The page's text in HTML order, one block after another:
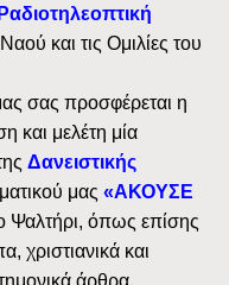
και τις Ομιλίες του
σας προσφέρεται η
και μελέτη μία
Δανειστικής
μας «ΑΚΟΥΣΕ
Ψαλτήρι, όπως επίσης
χριστιανικά και
άρθρα.